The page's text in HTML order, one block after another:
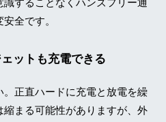
全です。
ットも充電できる
正直ハードに充電と放電を繰
縮まる可能性がありますが、外